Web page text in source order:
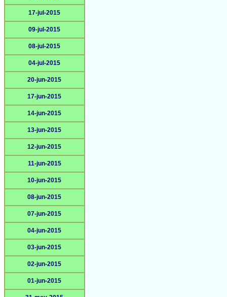
17-jul-2015
09-jul-2015
08-jul-2015
04-jul-2015
20-jun-2015
17-jun-2015
14-jun-2015
13-jun-2015
12-jun-2015
11-jun-2015
10-jun-2015
08-jun-2015
07-jun-2015
04-jun-2015
03-jun-2015
02-jun-2015
01-jun-2015